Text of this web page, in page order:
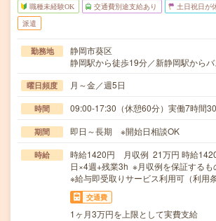
職種未経験OK 交通費別途支給あり 土日祝日が
派遣
勤務地
静岡市葵区
静岡駅から徒歩19分／新静岡駅から
曜日頻度 月～金／週5日
時間 09:00-17:30（休憩60分）実働7時間
期間 即日～長期 ※開始日相談OK
時給
時給1420円 月収例 21万円 時給
日×4週+残業3h ※月収例を保証するも
※給与即受取りサービス利用可（利用
交通費
1ヶ月3万円を上限として実費支給